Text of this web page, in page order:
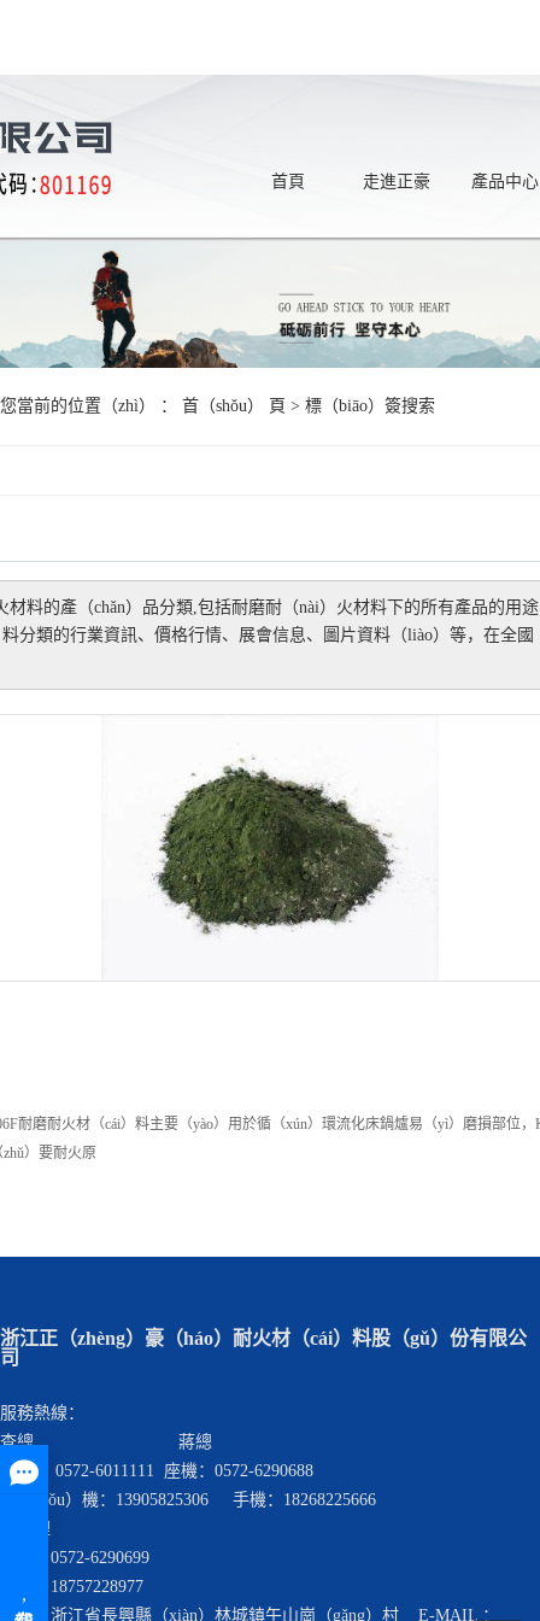
首頁 走進正豪 產品中心
您當前的位置（zhì） ： 首（shǒu） 頁 > 標（biāo）簽搜索
材料的產（chǎn）品分類,包括耐磨耐（nài）火材料 下的所有產品的用
料分類的行業資訊、價格行情、展會信息、圖片資料（liào）等，在全
耐磨耐火材（cái）料主要（yào）用於循（xún）環流化床鍋爐易（yì）磨損部位
）要耐火原
浙江正（zhèng）豪（háo）耐火材（cái）料股（gǔ）份有限公
司
服務熱線：
查總 蔣總
座機： 0572-6011111 座機：0572-6290688
手（shǒu）機：13905825306 手機：18268225666
查經理
座機：0572-6290699
手機：18757228977
地址：浙江省長興縣（xiàn）林城鎮午山崗（gǎng）村 E-MAIL ：